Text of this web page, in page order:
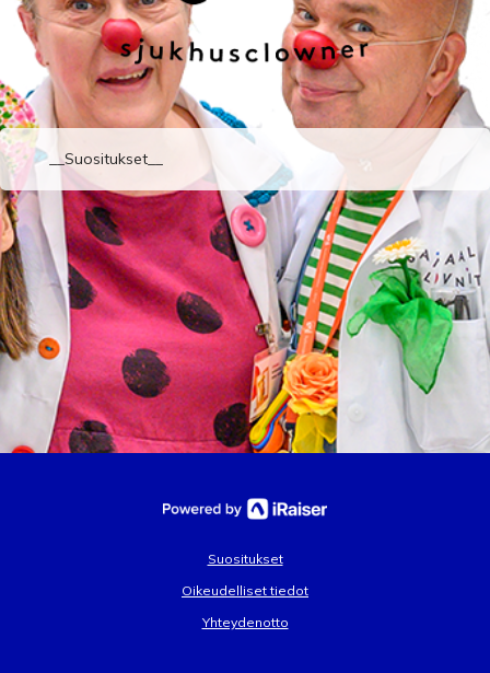
__Suositukset__
Suositukset
Oikeudelliset tiedot
Yhteydenotto